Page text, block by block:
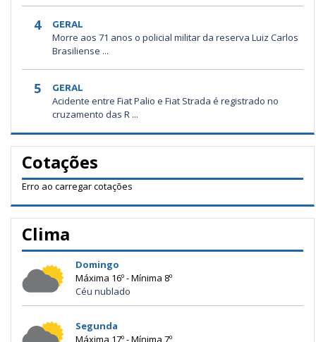
4 GERAL
Morre aos 71 anos o policial militar da reserva Luiz Carlos
Brasiliense ...
5 GERAL
Acidente entre Fiat Palio e Fiat Strada é registrado no
cruzamento das R ...
Cotações
Erro ao carregar cotações
Clima
Domingo
Máxima 16º - Mínima 8º
Céu nublado
Segunda